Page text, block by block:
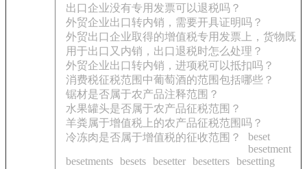
出口企业没有专用发票可以退税吗？
外贸企业出口转内销，需要开具证明吗？
外贸出口企业取得的增值税专用发票上，货物既
用于出口又内销，出口退税时怎么处理？
外贸企业出口转内销，进项税可以抵扣吗？
消费税征税范围中葡萄酒的范围包括哪些？
锯材是否属于农产品注释范围？
水果罐头是否属于农产品征税范围？
羊粪属于增值税上的农产品征税范围吗？
冷冻肉是否属于增值税的征收范围？
beset
besetment
besetments besets besetter besetters besetting